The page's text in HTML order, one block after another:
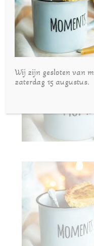
| feb
Wij zijn gesloten van
zaterdag 15 augustus.